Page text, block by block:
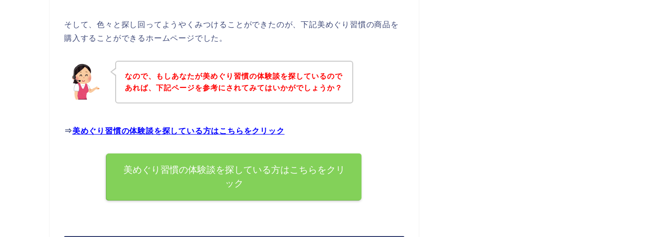
そして、色々と探し回ってようやくみつけることができたのが、下記美めぐり習慣の商品を
購入することができるホームページでした。
なので、もしあなたが美めぐり習慣の体験談を探しているので
あれば、下記ページを参考にされてみてはいかがでしょうか？
⇒美めぐり習慣の体験談を探している方はこちらをクリック
美めぐり習慣の体験談を探している方はこちらをクリ
ック